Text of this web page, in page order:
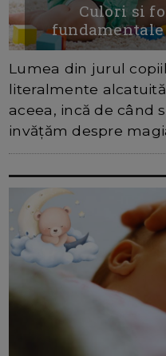
Culori si
Lumea din jurul
literalmente
aceea, incă de când
invățăm despre